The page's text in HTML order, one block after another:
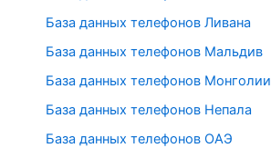
База данных телефонов Ливана
База данных телефонов Мальдив
База данных телефонов Монголии
База данных телефонов Непала
База данных телефонов ОАЭ